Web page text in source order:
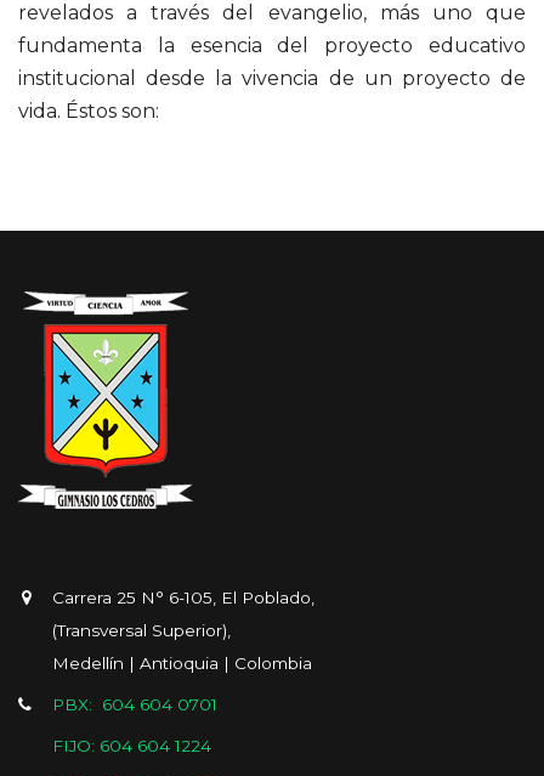
revelados a través del evangelio, más uno que
fundamenta la esencia del proyecto educativo
institucional desde la vivencia de un proyecto de
vida. Éstos son:
Carrera 25 N° 6-105, El Poblado,
(Transversal Superior),
Medellín | Antioquia | Colombia
PBX: 604 604 0701
FIJO: 604 604 1224